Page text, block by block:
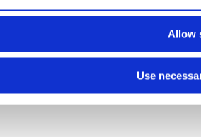
Allow
Use